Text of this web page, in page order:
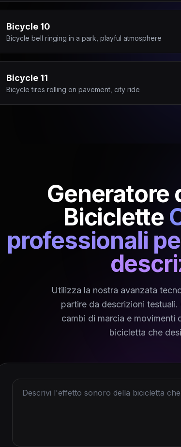
Bicycle 10
Bicycle bell ringing in a park, playful atmosphere
Bicycle 11
Bicycle tires rolling on pavement, city ride
Generatore
Biciclette
professionali
Utilizza la nostra avanzata
partire da descrizioni
cambi di marcia e
bicicletta che